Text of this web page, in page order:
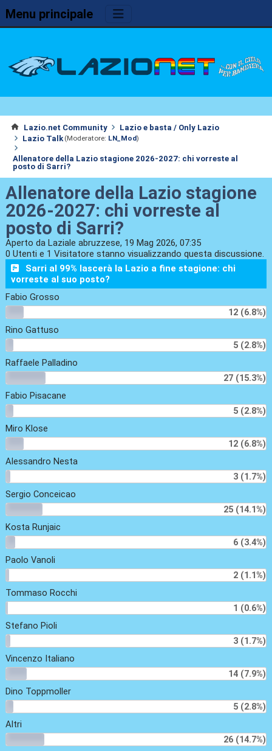
Menu principale
Lazio.net Community
Lazio e basta / Only Lazio
Lazio Talk (Moderatore: LN_Mod)
Allenatore della Lazio stagione 2026-2027: chi vorreste al
posto di Sarri?
Allenatore della Lazio stagione
2026-2027: chi vorreste al
posto di Sarri?
Aperto da Laziale abruzzese, 19 Mag 2026, 07:35
0 Utenti e 1 Visitatore stanno visualizzando questa discussione.
Sarri al 99% lascerà la Lazio a fine stagione: chi
vorreste al suo posto?
Fabio Grosso
12 (6.8%)
Rino Gattuso
5 (2.8%)
Raffaele Palladino
27 (15.3%)
Fabio Pisacane
5 (2.8%)
Miro Klose
12 (6.8%)
Alessandro Nesta
3 (1.7%)
Sergio Conceicao
25 (14.1%)
Kosta Runjaic
6 (3.4%)
Paolo Vanoli
2 (1.1%)
Tommaso Rocchi
1 (0.6%)
Stefano Pioli
3 (1.7%)
Vincenzo Italiano
14 (7.9%)
Dino Toppmoller
5 (2.8%)
Altri
26 (14.7%)